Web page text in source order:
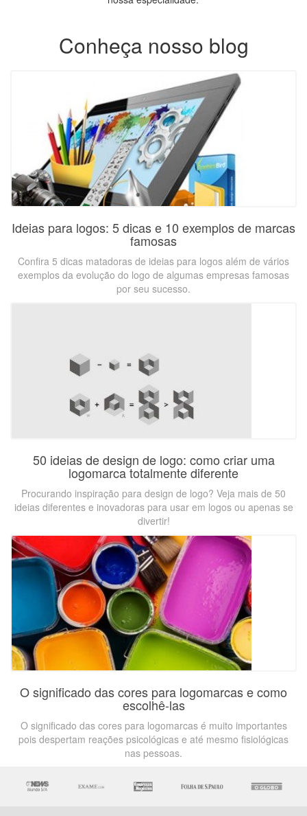
Conheça nosso blog
Ideias para logos: 5 dicas e 10 exemplos de marcas
famosas
Confira 5 dicas matadoras de ideias para logos além de vários
exemplos da evolução do logo de algumas empresas famosas
por seu sucesso.
50 ideias de design de logo: como criar uma
logomarca totalmente diferente
Procurando inspiração para design de logo? Veja mais de 50
ideias diferentes e inovadoras para usar em logos ou apenas se
divertir!
O significado das cores para logomarcas e como
escolhê-las
O significado das cores para logomarcas é muito importantes
pois despertam reações psicológicas e até mesmo fisiológicas
nas pessoas.